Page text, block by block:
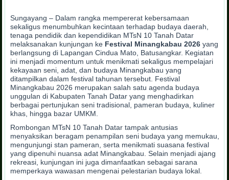
Sungayang – Dalam rangka mempererat kebersamaan
sekaligus menumbuhkan kecintaan terhadap budaya daerah,
tenaga pendidik dan kependidikan MTsN 10 Tanah Datar
melaksanakan kunjungan ke Festival Minangkabau 2026 yang
berlangsung di Lapangan Cindua Mato, Batusangkar. Kegiatan
ini menjadi momentum untuk menikmati sekaligus mempelajari
kekayaan seni, adat, dan budaya Minangkabau yang
ditampilkan dalam festival tahunan tersebut. Festival
Minangkabau 2026 merupakan salah satu agenda budaya
unggulan di Kabupaten Tanah Datar yang menghadirkan
berbagai pertunjukan seni tradisional, pameran budaya, kuliner
khas, hingga bazar UMKM.
Rombongan MTsN 10 Tanah Datar tampak antusias
menyaksikan beragam penampilan seni budaya yang memukau,
mengunjungi stan pameran, serta menikmati suasana festival
yang dipenuhi nuansa adat Minangkabau. Selain menjadi ajang
rekreasi, kunjungan ini juga dimanfaatkan sebagai sarana
memperkaya wawasan mengenai pelestarian budaya lokal.